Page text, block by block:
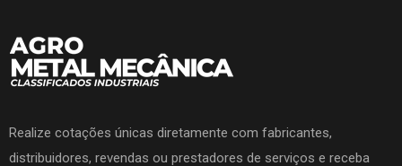
Realize cotações únicas diretamente com fabricantes,
distribuidores, revendas ou prestadores de serviços e receba